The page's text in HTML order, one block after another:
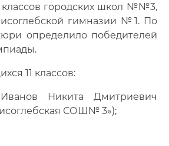
классов городских школ №№3,
гимназии №1. По
определило победителей
11 классов:
Никита Дмитриевич
СОШ№ 3»);